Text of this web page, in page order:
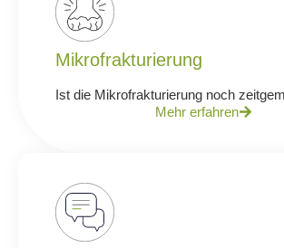
Mikrofrakturierung
Ist die Mikrofrakturierung noch
Mehr erfahren